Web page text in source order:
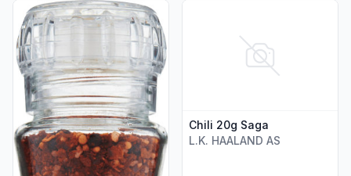
Vis flere detaljer for produktet "Chili Explosion m/Kvern
Chili 20g Saga
L.K. HAALAND AS